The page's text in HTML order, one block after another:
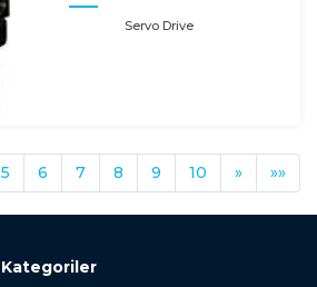
Servo Drive
5 6 7 8 9 10 » »»
Kategoriler